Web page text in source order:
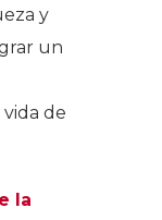
y
un
de
la